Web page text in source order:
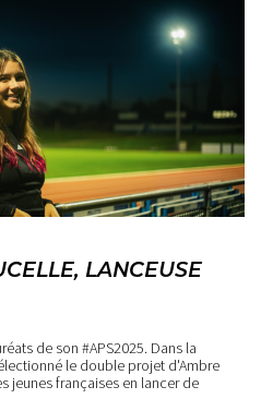
LANCEUSE
de son #APS2025. Dans la
le double projet d'Ambre
jeunes françaises en lancer de